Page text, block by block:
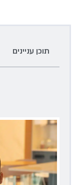
תוכן עניינים